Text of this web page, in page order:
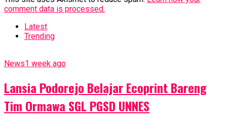
comment data is processed.
Latest
Trending
News1 week ago
Lansia Podorejo Belajar Ecoprint Bareng
Tim Ormawa SGL PGSD UNNES